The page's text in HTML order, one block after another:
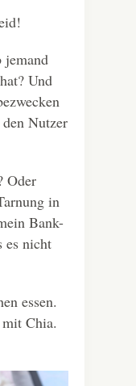
jemand
Und
Nutzer
Oder
in
Bank-
es nicht
essen.
Chia.